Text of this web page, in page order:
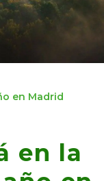
en Madrid
en la